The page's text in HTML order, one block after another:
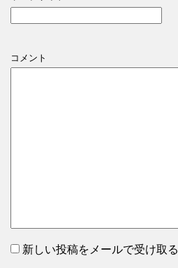
コメント
新しい投稿をメールで受け取る